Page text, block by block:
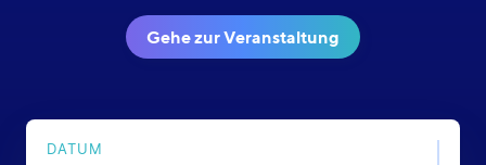
Gehe zur Veranstaltung
DATUM